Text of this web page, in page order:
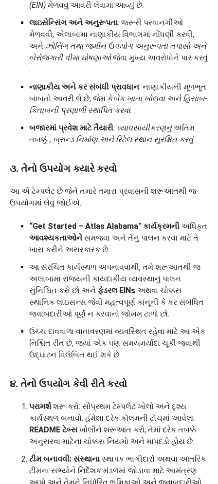
(EIN) મેળવવું આવરી લેવામાં આવ્યું છે.
લાઇસેન્સિંગ અને અનુરૂપતા: જરૂરી પરવાનગીઓ
મેળવવી, એલાબામા નાણાકીય વિભાગમાં નોંધણી કરવી,
અને ઝોનિંગ તથા જમીન ઉપયોગ અનુરૂપતા તપાસો અને
બેરોજગારી વીમા ઘોષણાઓજેવા મુખ્ય અવરોધોને પાર કરવું
.
નાણાકીય અને કર સંબંધી પ્રાવધાન: નાણાકીયની મૂળભૂત
બાબતો આવરી લે છે, જેમ કેબેંક ખાતા ખોલવા અને હિસાબ-
કિતાબની પ્રણાળી સ્થાપિત કરવા.
બજારમાં પ્રવેશ માટે તૈયારી: વ્યાવસાયીકરણનુંઅંતિમ
તબક્કું , બ્રાન્ડ નિર્માણ અને રિટેલ સ્થાન સુરક્ષિત કરવું.
૩. તેનો ઉપયોગ ક્યારે કરવો
આ એ ટેમ્પલેટ છે જેને તમારે તમારા પ્રવાસની શરૂઆતથી જ
ઉપયોગમાં લેવું જોઈએ.
“Get Started – Atlas Alabama” કાર્યક્રમની અધિકૃત
આવશ્યકતાઓને સમજવા અને તેનું પાલન કરવા માટે તે
ખાસ કરીને અસરકારક છે.
આ સંરચિત કાર્યસ્થળ અપનાવવાથી, તમે શરૂઆતથી જ
અલાબામા રાજ્યની કાયદાકીય વ્યવસ્થાનું પાલન
સુનિશ્ચિત કરો છો અને ફેડરલ EINs અથવા ચોક્કસ
સ્થાનિક લાઇસન્સ જેવી મહત્વપૂર્ણ કાનૂની કે કર સંબંધિત
જવાબદારીઓ પૂર્ણ ન કરવાનો જોખમ ટાળો છો.
ઉચ્ચ દાવવાળા વાતાવરણમાં વ્યવસ્થિત રહેવા માટે આ એક
નિશ્ચિત રીત છે, જ્યાં એક પણ સમયમર્યાદા ચૂકી જવાથી
ઉદ્ઘાટન વિલંબિત થઈ શકે છે.
૪. તેનો ઉપયોગ કેવી રીતે કરવો
પરામર્શશરૂ કરો: સૌપ્રથમ ટેમ્પલેટ ખોલો અને દૃશ્ય
કાર્યસ્થળ બનાવો. હંમેશા દરેક કૉલમની ટોચમાં આવેલા
README ટેબ્સ ખોલીને શરૂઆત કરો; તેમાં દરેક તબક્કે
અનુસરવા માટેના ચોક્કસ નિયમો અને માપદંડો હોય છે.
ટીમ બનાવવી: સંસ્થાના સ્થાપક ભાગીદારો અથવા આંતરિક
ટીમના સભ્યોને નિર્દેશક મંડળમાં જોડાવા માટે આમંત્રણ